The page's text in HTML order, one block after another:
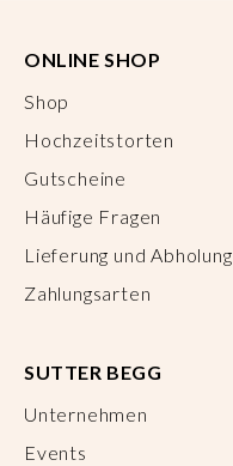
ONLINE SHOP
Shop
Hochzeitstorten
Gutscheine
Häufige Fragen
Lieferung und Abholung
Zahlungsarten
SUTTER BEGG
Unternehmen
Events